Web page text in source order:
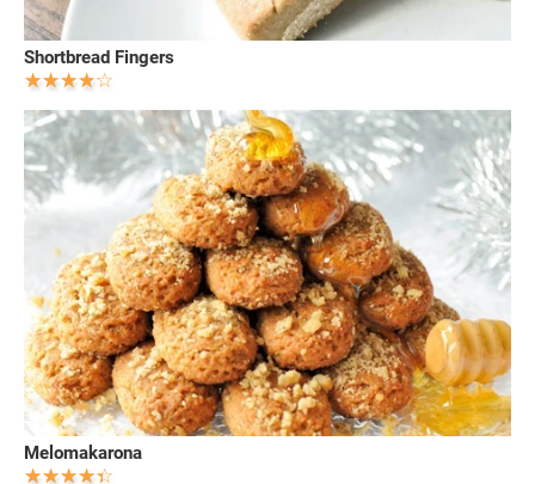
Shortbread Fingers
Melomakarona